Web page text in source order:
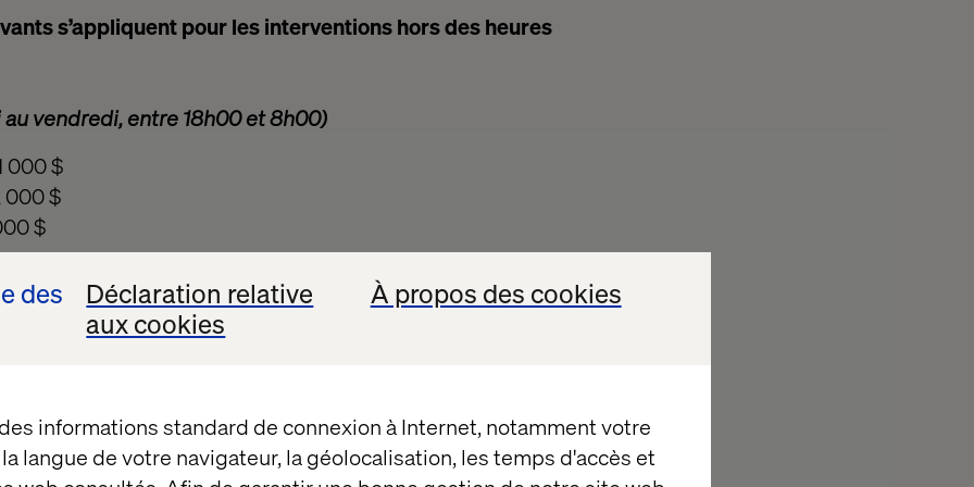
des
Déclaration relative
aux cookies
À propos des cookies
informations standard de connexion à Internet, notamment votre
langue de votre navigateur, la géolocalisation, les temps d'accès et
s’appliquent pour les interventions hors des heures
vendredi, entre 18h00 et 8h00)
000 $
000 $
$
$
= 3 000 $
par intervention par période de 24h.